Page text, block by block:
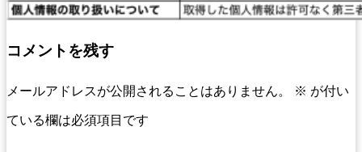
コメントを残す
メールアドレスが公開されることはありません。 ※ が付い
ている欄は必須項目です